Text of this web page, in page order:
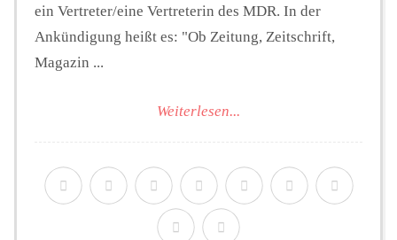
ein Vertreter/eine Vertreterin des MDR. In der
Ankündigung heißt es: "Ob Zeitung, Zeitschrift,
Magazin ...
Weiterlesen...